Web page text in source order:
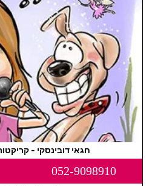
חגאי דובינסקי -
052-9098910